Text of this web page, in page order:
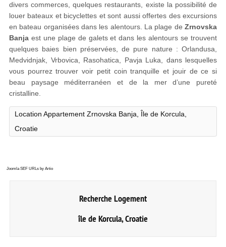
divers commerces, quelques restaurants, existe la possibilité de
louer bateaux et bicyclettes et sont aussi offertes des excursions
en bateau organisées dans les alentours. La plage de Zrnovska
Banja est une plage de galets et dans les alentours se trouvent
quelques baies bien préservées, de pure nature : Orlandusa,
Medvidnjak, Vrbovica, Rasohatica, Pavja Luka, dans lesquelles
vous pourrez trouver voir petit coin tranquille et jouir de ce si
beau paysage méditerranéen et de la mer d’une pureté
cristalline.
Location Appartement Zrnovska Banja, Île de Korcula,
Croatie
Joomla SEF URLs by Artio
Recherche Logement
île de Korcula, Croatie